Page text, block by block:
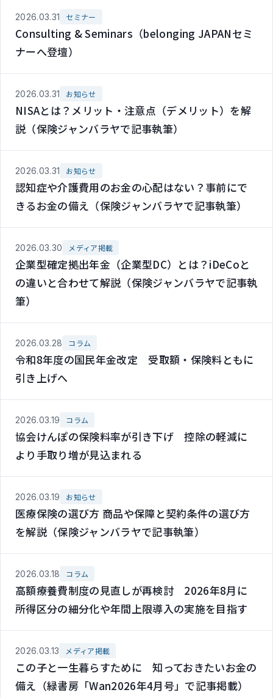
2026.03.31 セミナー
Consulting & Seminars（belonging JAPANセミ
ナーへ登壇）
2026.03.31 お知らせ
NISAとは？メリット・注意点（デメリット）を解
説（保険ジャンバラヤで記事執筆）
2026.03.31 お知らせ
認知症や介護費用のお金の心配はない？事前にで
きるお金の備え（保険ジャンバラヤで記事執筆）
2026.03.30 メディア掲載
企業型確定拠出年金（企業型DC）とは？iDeCoと
の違いと合わせて解説（保険ジャンバラヤで記事執
筆）
2026.03.28 コラム
令和8年度の国民年金改定 受取額・保険料ともに
引き上げへ
2026.03.19 コラム
協会けんぽの保険料率が引き下げ 控除の軽減に
より手取り増が見込まれる
2026.03.19 お知らせ
医療保険の選び方 商品や保障と契約条件の選び方
を解説（保険ジャンバラヤで記事執筆）
2026.03.18 コラム
高額療養費制度の見直しが再検討 2026年8月に
所得区分の細分化や年間上限導入の実施を目指す
2026.03.13 メディア掲載
この子と一生暮らすために 知っておきたいお金の
備え（緑書房「Wan2026年4月号」で記事掲載）